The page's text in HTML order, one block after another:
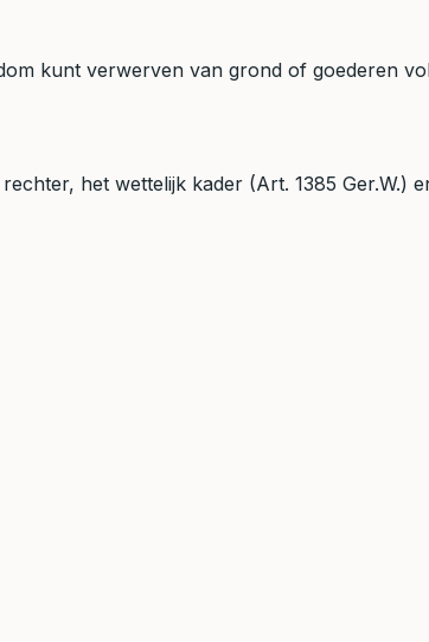
kunt verwerven van grond of goederen
het wettelijk kader (Art. 1385 Ger.W.)